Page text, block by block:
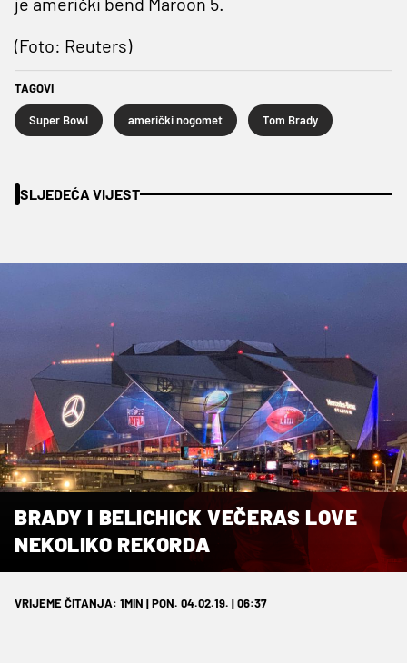
(Foto: Reuters)
TAGOVI
Super Bowl američki nogomet Tom Brady
SLJEDEĆA VIJEST
BRADY I BELICHICK VEČERAS LOVE
NEKOLIKO REKORDA
VRIJEME ČITANJA: 1MIN | PON. 04.02.19. | 06:37